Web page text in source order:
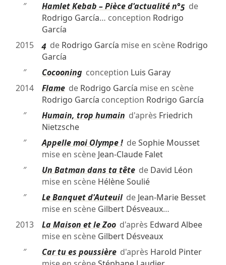
″
Hamlet Kebab – Pièce d'actualité n°5 de
Rodrigo García… conception Rodrigo
García
2015
4 de Rodrigo García mise en scène Rodrigo
García
″
Cocooningconception Luis Garay
2014
Flamede Rodrigo García mise en scène
Rodrigo García conception Rodrigo García
″
Humain, trop humain d'après Friedrich
Nietzsche
″
Appelle moi Olympe !deSophie Mousset
mise en scène Jean-Claude Falet
″
Un Batman dans ta têtede David Léon
mise en scène Hélène Soulié
″
Le Banquet d'Auteuilde Jean-Marie Besset
mise en scène Gilbert Désveaux…
2013
La Maison et le Zood'après Edward Albee
mise en scène Gilbert Désveaux
″
Car tu es poussièred'après Harold Pinter